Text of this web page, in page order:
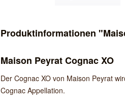
Produktinformationen
Maison Peyrat Cognac XO
Der Cognac XO von Maison Peyrat
Cognac Appellation.